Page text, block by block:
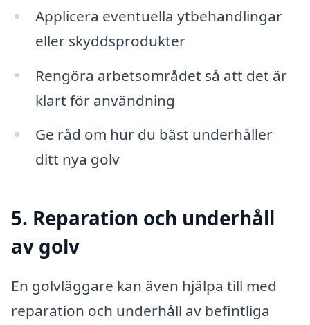
Applicera eventuella ytbehandlingar
eller skyddsprodukter
Rengöra arbetsområdet så att det är
klart för användning
Ge råd om hur du bäst underhåller
ditt nya golv
5. Reparation och underhåll
av golv
En golvläggare kan även hjälpa till med
reparation och underhåll av befintliga